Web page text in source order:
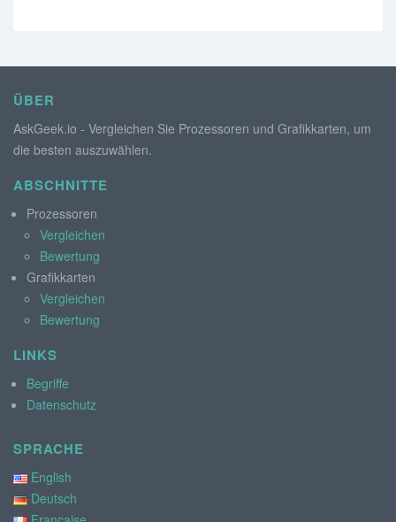
ÜBER
AskGeek.io - Vergleichen Sie Prozessoren und Grafikkarten, um
die besten auszuwählen.
ABSCHNITTE
Prozessoren
Vergleichen
Bewertung
Grafikkarten
Vergleichen
Bewertung
LINKS
Begriffe
Datenschutz
SPRACHE
English
Deutsch